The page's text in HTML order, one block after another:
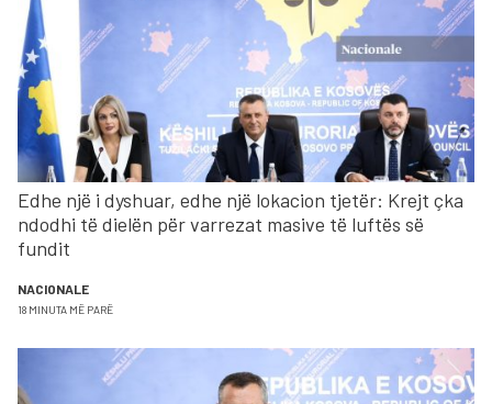
Edhe një i dyshuar, edhe një lokacion tjetër: Krejt çka
ndodhi të dielën për varrezat masive të luftës së
fundit
NACIONALE
18 MINUTA MË PARË